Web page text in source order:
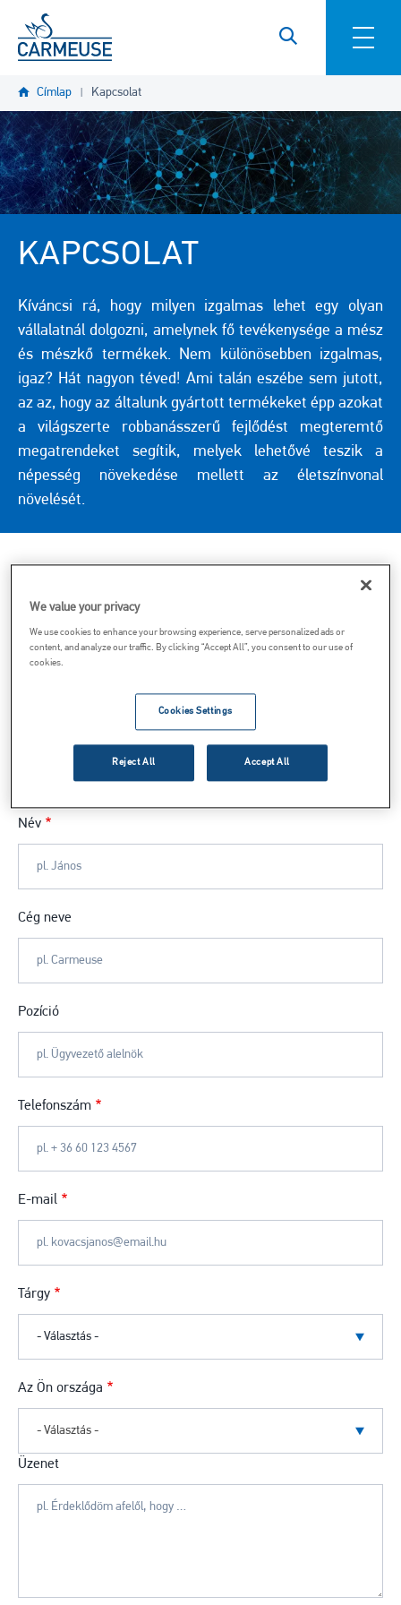
Ugrás a tartalomra
Címlap Kapcsolat
KAPCSOLAT
Kíváncsi rá, hogy milyen izgalmas lehet egy olyan
vállalatnál dolgozni, amelynek fő tevékenysége a mész
és mészkő termékek. Nem különösebben izgalmas,
igaz? Hát nagyon téved! Ami talán eszébe sem jutott,
az az, hogy az általunk gyártott termékeket épp azokat
a világszerte robbanásszerű fejlődést megteremtő
megatrendeket segítik, melyek lehetővé teszik a
népesség növekedése mellett az életszínvonal
növelését.
CSAPATUNK KÉSZEN
ÁLL, HOGY SEGÍTSEN
Név
Cég neve
Pozíció
Telefonszám
E-mail
Tárgy
Az Ön országa
- Választás -
Üzenet
We value your privacy
We use cookies to enhance your browsing experience, serve personalized ads or
content, and analyze our traffic. By clicking “Accept All”, you consent to our use of
cookies.
Cookies Settings
Reject All Accept All